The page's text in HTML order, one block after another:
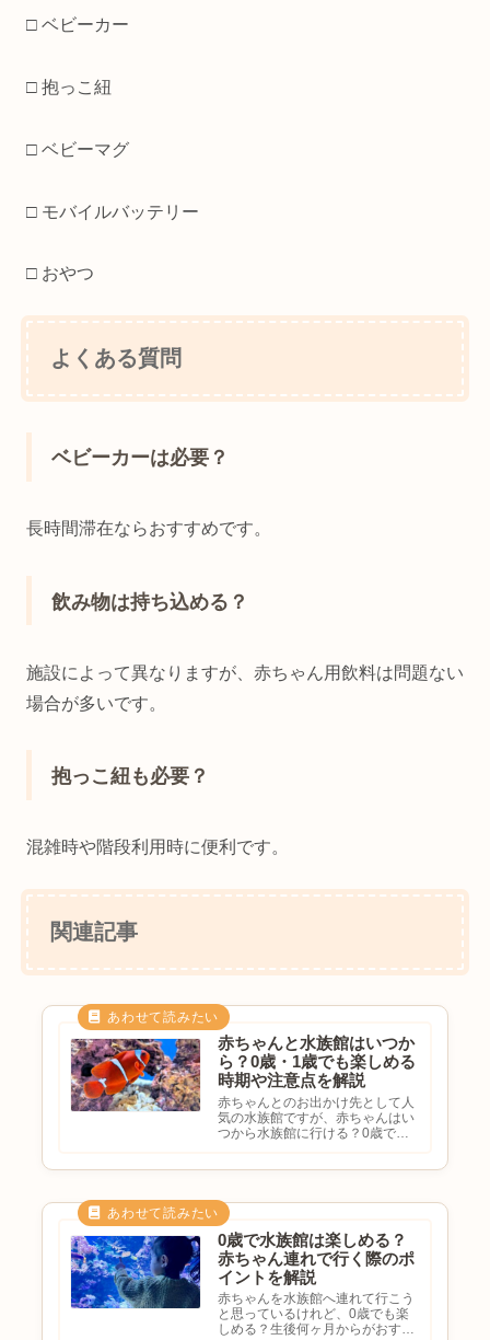
□ ベビーカー
□ 抱っこ紐
□ ベビーマグ
□ モバイルバッテリー
□ おやつ
よくある質問
ベビーカーは必要？
長時間滞在ならおすすめです。
飲み物は持ち込める？
施設によって異なりますが、赤ちゃん用飲料は問題ない
場合が多いです。
抱っこ紐も必要？
混雑時や階段利用時に便利です。
関連記事
赤ちゃんと水族館はいつか
ら？0歳・1歳でも楽しめる
時期や注意点を解説
赤ちゃんとのお出かけ先として人
気の水族館ですが、赤ちゃんはい
つから水族館に行ける？0歳でも
にくいため赤ちゃん連れのお出
か...
0歳で水族館は楽しめる？
赤ちゃん連れで行く際のポ
イントを解説
赤ちゃんを水族館へ連れて行こう
と思っているけれど、0歳でも楽
しめる？生後何ヶ月からがおすす